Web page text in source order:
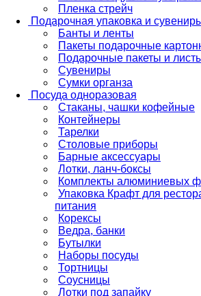
Пленка стрейч
Подарочная упаковка и
Банты и ленты
Пакеты подарочные
Подарочные пакеты и
Сувениры
Сумки органза
Посуда одноразовая
Стаканы, чашки кофейные
Контейнеры
Тарелки
Столовые приборы
Барные аксессуары
Лотки, ланч-боксы
Комплекты алюминиевых
Упаковка Крафт для
питания
Корексы
Ведра, банки
Бутылки
Наборы посуды
Тортницы
Соусницы
Лотки под запайку